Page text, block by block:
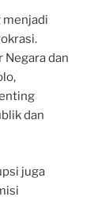
menjadi
dan
dan
juga